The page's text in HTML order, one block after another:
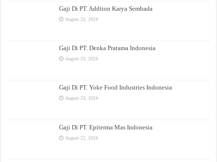
Gaji Di PT. Additon Karya Sembada
August 23, 2024
Gaji Di PT. Denka Pratama Indonesia
August 23, 2024
Gaji Di PT. Yoke Food Industries Indonesia
August 23, 2024
Gaji Di PT. Epiterma Mas Indonesia
August 22, 2024